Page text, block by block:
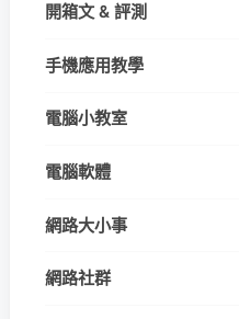
開箱文 & 評測
手機應用教學
電腦小教室
電腦軟體
網路大小事
網路社群